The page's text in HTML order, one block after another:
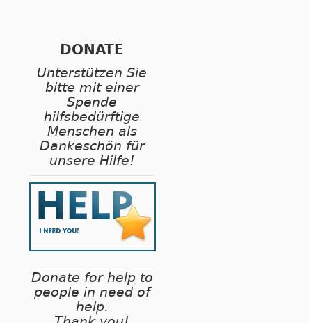
DONATE
Unterstützen Sie
bitte mit einer
Spende
hilfsbedürftige
Menschen als
Dankeschön für
unsere Hilfe!
Donate for help to
people in need of
help.